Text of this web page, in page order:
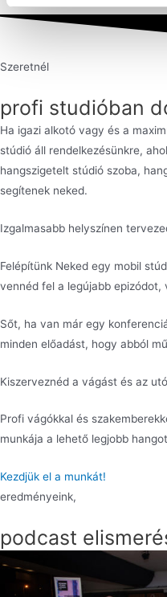
Szeretnél
profi studióban
Ha igazi alkotó vagy és a
stúdió áll rendelkezésünkre,
hangszigetelt stúdió szoba,
segítenek neked.
Izgalmasabb helyszínen
Felépítünk Neked egy mobil
vennéd fel a legújabb epizódot,
Sőt, ha van már egy
minden előadást, hogy abból
Kiszerveznéd a vágást és az
Profi vágókkal és
munkája a lehető legjobb
Kezdjük el a munkát!
eredményeink,
podcast